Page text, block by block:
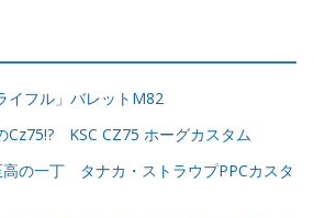
イフル」バレットM82
Cz75!? KSC CZ75 ホーグカスタム
の一丁 タナカ・ストラウプPPCカスタ